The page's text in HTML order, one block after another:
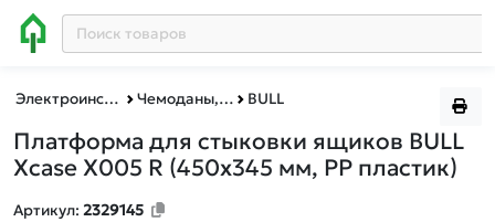
Электроинструменты BULL, MOLOT, WORTEX, ФИОЛЕНТ Чемоданы, боксы BULL
Платформа для стыковки ящиков BULL
Xcase X005 R (450х345 мм, PP пластик)
Артикул: 2329145